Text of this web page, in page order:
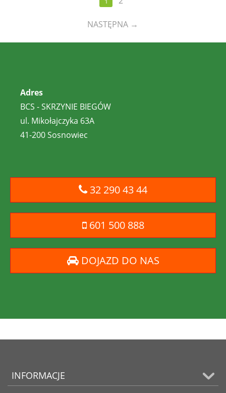
NASTĘPNA →
Adres
BCS - SKRZYNIE BIEGÓW
ul. Mikołajczyka 63A
41-200 Sosnowiec
32 290 43 44
601 500 888
DOJAZD DO NAS
INFORMACJE